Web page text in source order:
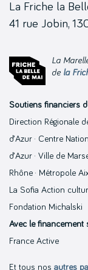
La Friche la
41 rue Jobin,
La
de la
Soutiens financiers
Direction Régionale
d’Azur · Centre
d’Azur · Ville de
Rhône · Métropole
La Sofia Action
Fondation Michalski
Avec le financement
France Active
Et tous nos autres